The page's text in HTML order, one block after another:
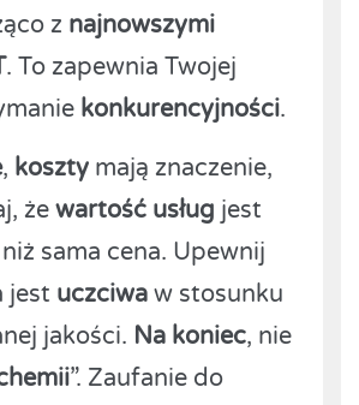
z najnowszymi
. To zapewnia Twojej
konkurencyjności.
, koszty mają znaczenie,
że wartość usług jest
sama cena. Upewnij
jest uczciwa w stosunku
jakości. Na koniec, nie
”. Zaufanie do